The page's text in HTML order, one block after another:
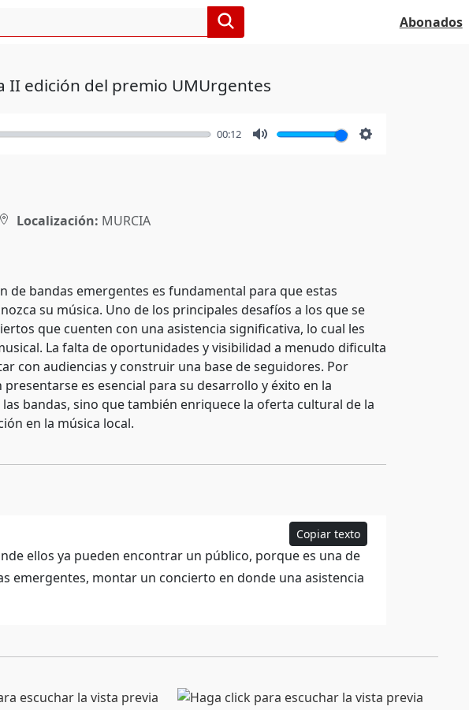
Abonados
II edición del premio UMUrgentes
00:12
Localización: MURCIA
de bandas emergentes es fundamental para que estas
su música. Uno de los principales desafíos a los que se
que cuenten con una asistencia significativa, lo cual les
La falta de oportunidades y visibilidad a menudo dificulta
con audiencias y construir una base de seguidores. Por
es esencial para su desarrollo y éxito en la
bandas, sino que también enriquece la oferta cultural de la
en la música local.
Copiar texto
ellos ya pueden encontrar un público, porque es una de
emergentes, montar un concierto en donde una asistencia